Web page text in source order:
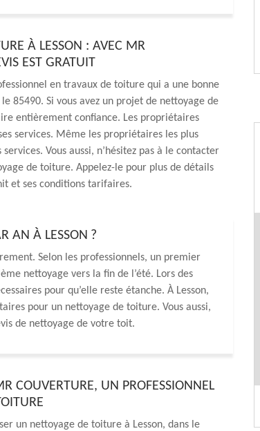
À LESSON : AVEC MR
EST GRATUIT
en travaux de toiture qui a une bonne
85490. Si vous avez un projet de nettoyage de
entièrement confiance. Les propriétaires
services. Même les propriétaires les plus
Vous aussi, n’hésitez pas à le contacter
de toiture. Appelez-le pour plus de détails
et ses conditions tarifaires.
AN À LESSON ?
Selon les professionnels, un premier
nettoyage vers la fin de l’été. Lors des
pour qu’elle reste étanche. À Lesson,
pour un nettoyage de toiture. Vous aussi,
de nettoyage de votre toit.
COUVERTURE, UN PROFESSIONNEL
un nettoyage de toiture à Lesson, dans le